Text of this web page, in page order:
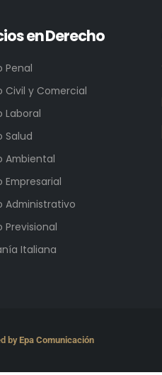
en Derecho
Penal
Civil y Comercial
Laboral
Salud
Ambiental
Empresarial
Administrativo
Previsional
Italiana
byEpa Comunicación